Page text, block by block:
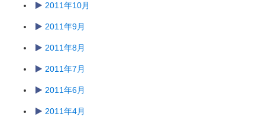
2011年10月
2011年9月
2011年8月
2011年7月
2011年6月
2011年4月